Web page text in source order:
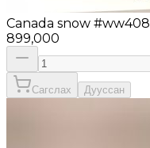
Canada snow #ww408
899,000
Сагслах Дууссан